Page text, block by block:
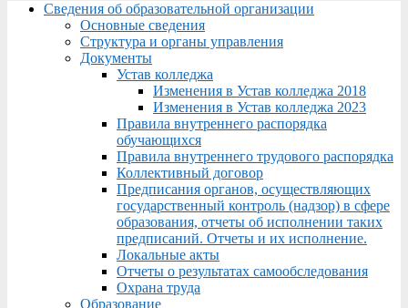
Menu
Сведения об образовательной организации
Основные сведения
Структура и органы управления
Документы
Устав колледжа
Изменения в Устав колледжа 2018
Изменения в Устав колледжа 2023
Правила внутреннего распорядка
обучающихся
Правила внутреннего трудового распорядка
Коллективный договор
Предписания органов, осуществляющих
государственный контроль (надзор) в сфере
образования, отчеты об исполнении таких
предписаний. Отчеты и их исполнение.
Локальные акты
Отчеты о результатах самообследования
Охрана труда
Образование